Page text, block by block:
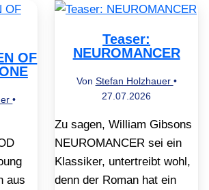
OF
•
aus
Teaser:
NEUROMANCER
Von Stefan Holzhauer •
27.07.2026
Zu sagen, William Gibsons
NEUROMANCER sei ein
Klassiker, untertreibt wohl,
denn der Roman hat ein